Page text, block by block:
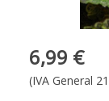
6,99 €
(IVA General